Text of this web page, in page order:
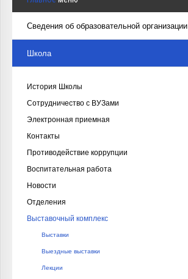
Сведения об образовательной организации
Школа
История Школы
Сотрудничество с ВУЗами
Электронная приемная
Контакты
Противодействие коррупции
Воспитательная работа
Новости
Отделения
Выставочный комплекс
Выставки
Выездные выставки
Лекции